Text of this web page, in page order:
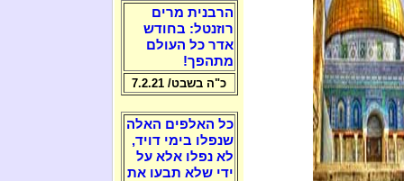
הרבנית מרים
רוזנטל: בחודש
אדר כל העולם
מתהפך!
כ"ה בשבט/ 7.2.21
כל האלפים האלה
שנפלו בימי דויד,
לא נפלו אלא על
ידי שלא תבעו את